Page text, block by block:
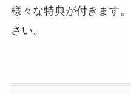
様々な特典が付きます
さい。